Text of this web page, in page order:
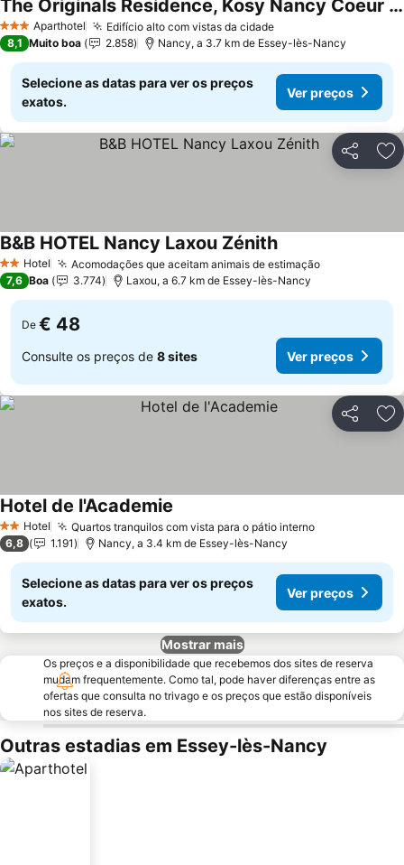
3 EstrelasAparthotel Edifício alto com vistas da cidadeVer preços
The Originals Residence, Kosy Nancy Coeur de Ville
Ver preços
8,1 Muito boa 2.858 Nancy, a 3.7 km de Essey-lès-Nancy
Selecione as datas para ver os preços
exatos.
Ver preços
Partilhar
2 Estrelas
Hotel Acomodações que aceitam animais de estimaçãoVer preços
B&B HOTEL Nancy Laxou ZénithVer preços
7,6 Boa 3.774 Laxou, a 6.7 km de Essey-lès-Nancy
De € 48
Consulte os preços de 8 sites Ver preços
Partilhar
2 Estrelas
Hotel Quartos tranquilos com vista para o pátio internoVer preços
Hotel de l'Academie
6,8 1.191 Nancy, a 3.4 km de Essey-lès-Nancy
Selecione as datas para ver os preços
exatos.
Ver preços
Mostrar mais
Os preços e a disponibilidade que recebemos dos sites de reserva
mudam frequentemente. Como tal, pode haver diferenças entre as
ofertas que consulta no trivago e os preços que estão disponíveis
nos sites de reserva.
Outras estadias em Essey-lès-Nancy